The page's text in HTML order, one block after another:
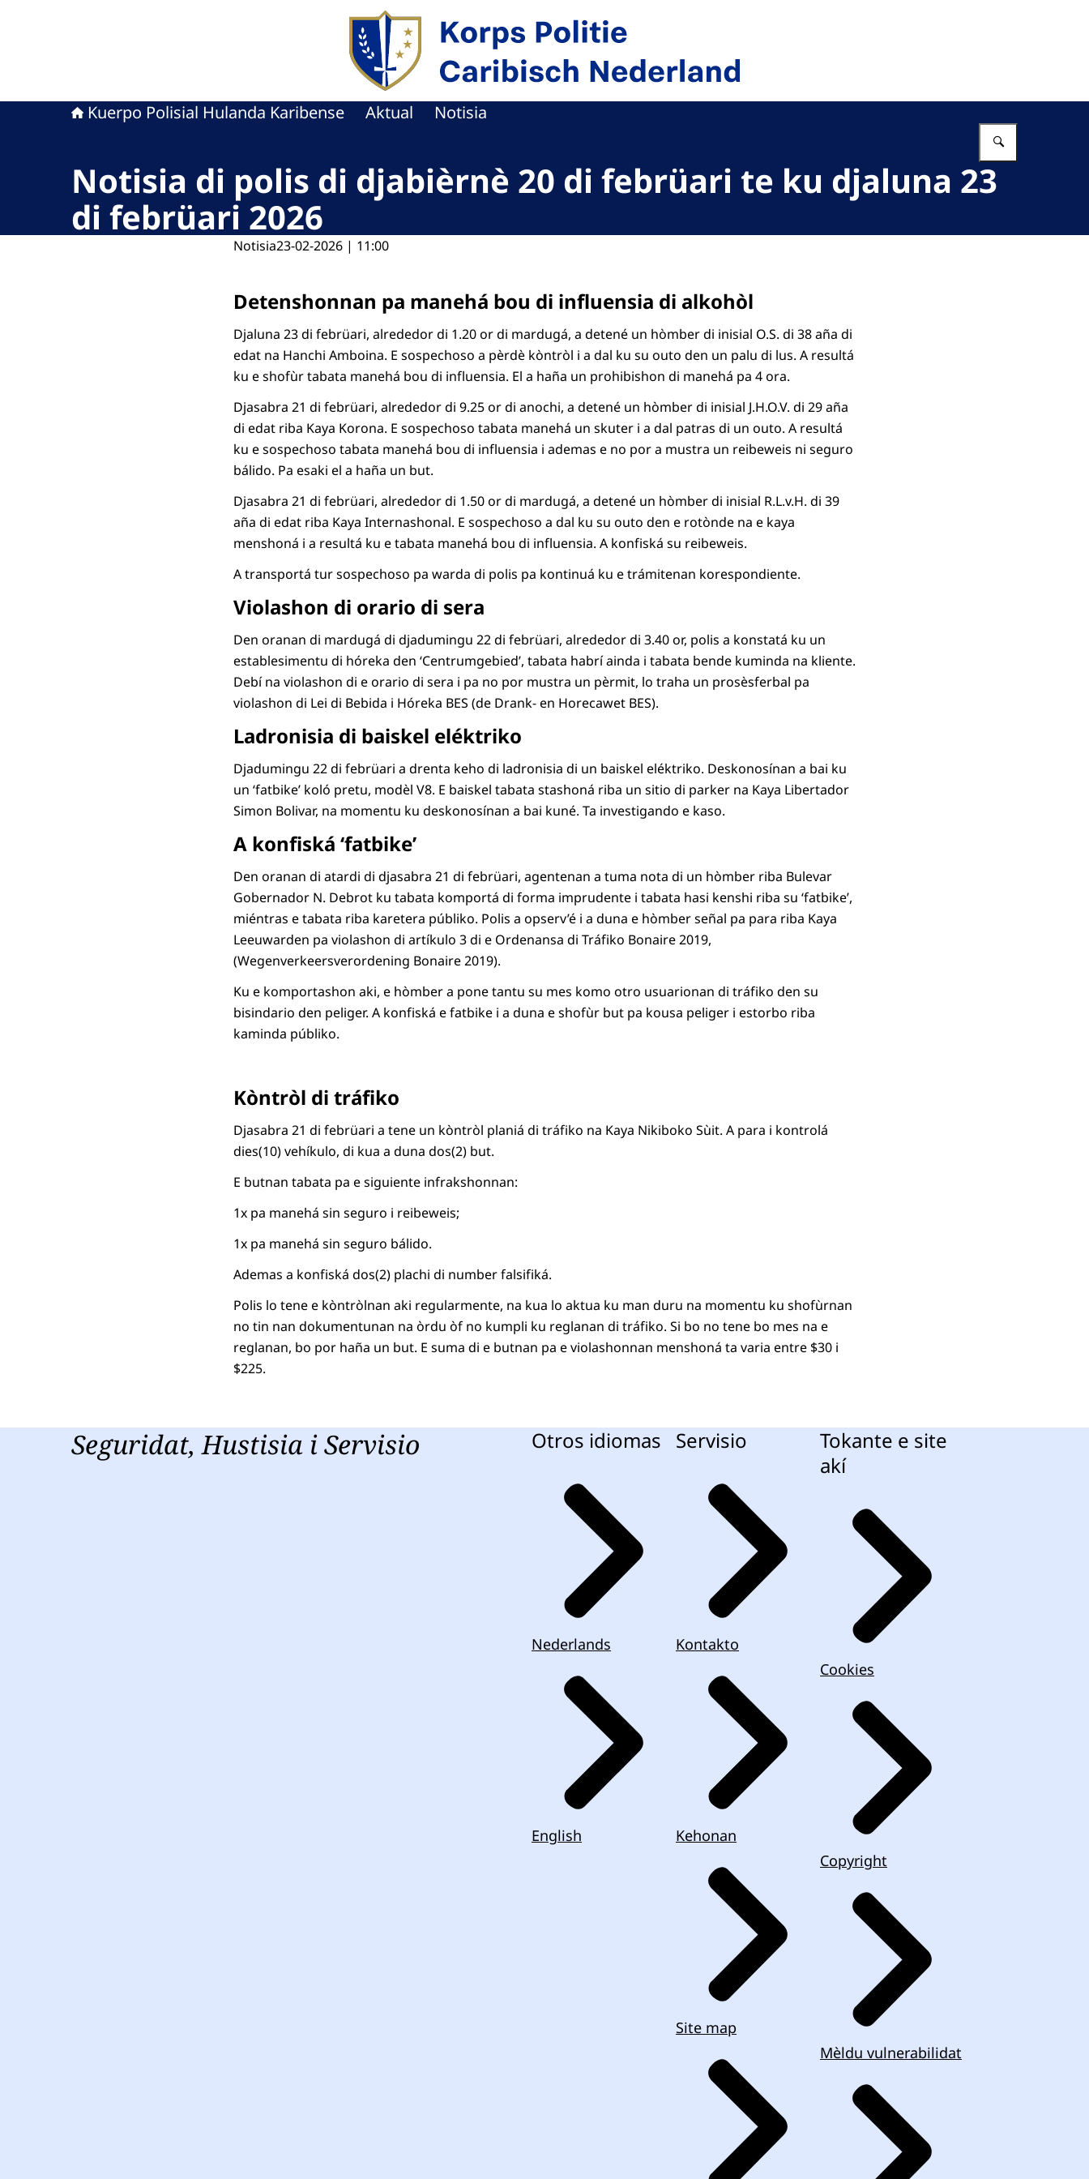
bai homepage di Kuerpo Polisial Hulanda Karibense
Kuerpo Polisial Hulanda Karibense Aktual Notisia
Notisia di polis di djabièrnè 20 di febrüari te ku djaluna 23
di febrüari 2026
Notisia23-02-2026 | 11:00
Detenshonnan pa manehá bou di influensia di alkohòl
Djaluna 23 di febrüari, alrededor di 1.20 or di mardugá, a detené un hòmber di inisial O.S. di 38 aña di
edat na Hanchi Amboina. E sospechoso a pèrdè kòntròl i a dal ku su outo den un palu di lus. A resultá
ku e shofùr tabata manehá bou di influensia. El a haña un prohibishon di manehá pa 4 ora.
Djasabra 21 di febrüari, alrededor di 9.25 or di anochi, a detené un hòmber di inisial J.H.O.V. di 29 aña
di edat riba Kaya Korona. E sospechoso tabata manehá un skuter i a dal patras di un outo. A resultá
ku e sospechoso tabata manehá bou di influensia i ademas e no por a mustra un reibeweis ni seguro
bálido. Pa esaki el a haña un but.
Djasabra 21 di febrüari, alrededor di 1.50 or di mardugá, a detené un hòmber di inisial R.L.v.H. di 39
aña di edat riba Kaya Internashonal. E sospechoso a dal ku su outo den e rotònde na e kaya
menshoná i a resultá ku e tabata manehá bou di influensia. A konfiská su reibeweis.
A transportá tur sospechoso pa warda di polis pa kontinuá ku e trámitenan korespondiente.
Violashon di orario di sera
Den oranan di mardugá di djadumingu 22 di febrüari, alrededor di 3.40 or, polis a konstatá ku un
establesimentu di hóreka den ‘Centrumgebied’, tabata habrí ainda i tabata bende kuminda na kliente.
Debí na violashon di e orario di sera i pa no por mustra un pèrmit, lo traha un prosèsferbal pa
violashon di Lei di Bebida i Hóreka BES (de Drank- en Horecawet BES).
Ladronisia di baiskel eléktriko
Djadumingu 22 di febrüari a drenta keho di ladronisia di un baiskel eléktriko. Deskonosínan a bai ku
un ‘fatbike’ koló pretu, modèl V8. E baiskel tabata stashoná riba un sitio di parker na Kaya Libertador
Simon Bolivar, na momentu ku deskonosínan a bai kuné. Ta investigando e kaso.
A konfiská ‘fatbike’
Den oranan di atardi di djasabra 21 di febrüari, agentenan a tuma nota di un hòmber riba Bulevar
Gobernador N. Debrot ku tabata komportá di forma imprudente i tabata hasi kenshi riba su ‘fatbike’,
miéntras e tabata riba karetera públiko. Polis a opserv’é i a duna e hòmber señal pa para riba Kaya
Leeuwarden pa violashon di artíkulo 3 di e Ordenansa di Tráfiko Bonaire 2019,
(Wegenverkeersverordening Bonaire 2019).
Ku e komportashon aki, e hòmber a pone tantu su mes komo otro usuarionan di tráfiko den su
bisindario den peliger. A konfiská e fatbike i a duna e shofùr but pa kousa peliger i estorbo riba
kaminda públiko.
Kòntròl di tráfiko
Djasabra 21 di febrüari a tene un kòntròl planiá di tráfiko na Kaya Nikiboko Sùit. A para i kontrolá
dies(10) vehíkulo, di kua a duna dos(2) but.
E butnan tabata pa e siguiente infrakshonnan:
1x pa manehá sin seguro i reibeweis;
1x pa manehá sin seguro bálido.
Ademas a konfiská dos(2) plachi di number falsifiká.
Polis lo tene e kòntròlnan aki regularmente, na kua lo aktua ku man duru na momentu ku shofùrnan
no tin nan dokumentunan na òrdu òf no kumpli ku reglanan di tráfiko. Si bo no tene bo mes na e
reglanan, bo por haña un but. E suma di e butnan pa e violashonnan menshoná ta varia entre $30 i
$225.
Seguridat, Hustisia i Servisio Otros idiomas
Nederlands
English
Servisio
Kontakto
Kehonan
Site map
Tokante e site
akí
Cookies
Copyright
Mèldu vulnerabilidat